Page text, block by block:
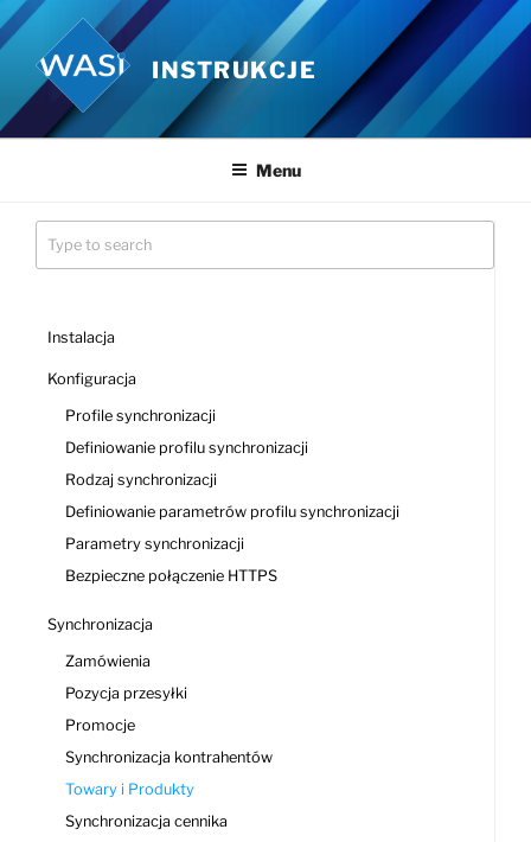
Przejdź
do
treści
INSTRUKCJE
Menu
Instalacja
Konfiguracja
Profile synchronizacji
Definiowanie profilu synchronizacji
Rodzaj synchronizacji
Definiowanie parametrów profilu synchronizacji
Parametry synchronizacji
Bezpieczne połączenie HTTPS
Synchronizacja
Zamówienia
Pozycja przesyłki
Promocje
Synchronizacja kontrahentów
Towary i Produkty
Synchronizacja cennika